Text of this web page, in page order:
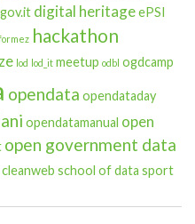
digital heritageePSI
hackathon
lod lod_it meetup odbl ogdcamp
opendata opendataday
opendatamanual open
open government data
school of data sport